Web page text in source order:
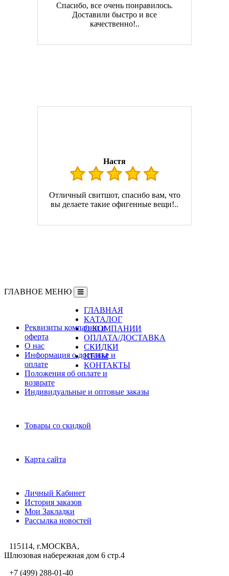
Спасибо, все очень понравилось.
Доставили быстро и все
качественно!..
Настя
Отличный свитшот, спасибо вам, что
вы делаете такие офигенные вещи!..
ГЛАВНОЕ МЕНЮ
ГЛАВНАЯ
КАТАЛОГ
О КОМПАНИИ
ОПЛАТА/ДОСТАВКА
СКИДКИ
ЦЕНЫ
КОНТАКТЫ
Реквизиты компании и
оферта
О нас
Информация о доставке и
оплате
Положения об оплате и
возврате
Индивидуальные и оптовые заказы
Товары со скидкой
Карта сайта
Личный Кабинет
История заказов
Мои Закладки
Рассылка новостей
115114, г.МОСКВА,
Шлюзовая набережная дом 6 стр.4
+7 (499) 288-01-40